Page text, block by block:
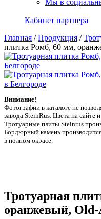
Мы в
Кабинет партнера
Главная /Продукция /
плитка Ромб, 60 мм,
Внимание!
Фотографии в каталоге не
заводa SteinRus. Цвета на сайте
Тротуарные плиты Steinrus
Бордюрный камень
в полном окрасе.
Тротуарная
оранжевый, Old-